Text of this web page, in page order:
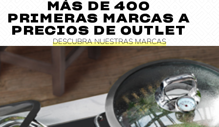
MÁS DE 400
PRIMERAS MARCAS A
PRECIOS DE OUTLET
DESCUBRA NUESTRAS MARCAS